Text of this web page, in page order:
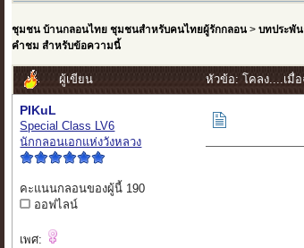
ชุมชน บ้านกลอนไทย ชุมชนสำหรับคนไทยผู้รักกลอน >บทประพั
คำชม สำหรับข้อความนี้
ผู้เขียน หัวข้อ: โคลง....เมื่
PIKuL
Special Class LV6
นักกลอนเอกแห่งวังหลวง
คะแนนกลอนของผู้นี้ 190
ออฟไลน์
เพศ: